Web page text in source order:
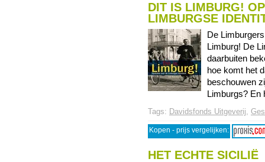
DIT IS LIMBURG!
LIMBURGSE
De
Limburg! De
daarbuiten
hoe komt het
beschouwen
Limburgs?
Tags: Davidsfonds Uitgeverij,
Kopen - prijs vergelijken:
HET ECHTE SICILIË